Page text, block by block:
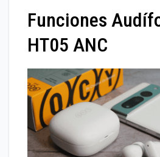
Funciones
HT05 ANC